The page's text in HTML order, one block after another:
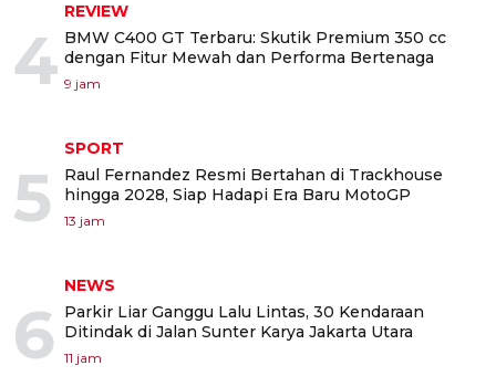
4
REVIEW
BMW C400 GT Terbaru: Skutik Premium 350 cc
dengan Fitur Mewah dan Performa Bertenaga
9 jam
5
SPORT
Raul Fernandez Resmi Bertahan di Trackhouse
hingga 2028, Siap Hadapi Era Baru MotoGP
13 jam
6
NEWS
Parkir Liar Ganggu Lalu Lintas, 30 Kendaraan
Ditindak di Jalan Sunter Karya Jakarta Utara
11 jam